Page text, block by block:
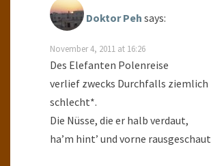
Doktor Peh says:
November 4, 2011 at 16:26
Des Elefanten Polenreise
verlief zwecks Durchfalls ziemlich
schlecht*.
Die Nüsse, die er halb verdaut,
ha’m hint’ und vorne rausgeschaut